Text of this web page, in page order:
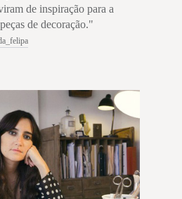
de inspiração para a
de decoração."